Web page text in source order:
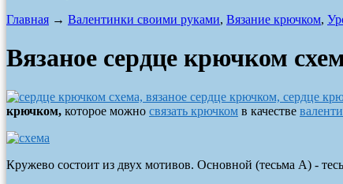
Главная → Валентинки своими руками, Вязание крючком,
Вязаное сердце крючком
крючком, которое можно связать крючком в качестве
Кружево состоит из двух мотивов. Основной (тесьма А) -